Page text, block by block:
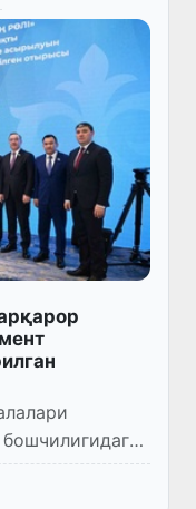
Остонада